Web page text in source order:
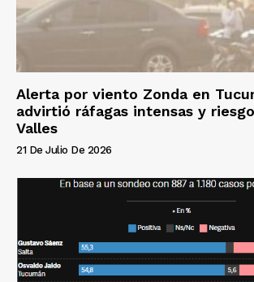
Alerta por viento Zonda en
advirtió ráfagas intensas y
Valles
21 De Julio De 2026